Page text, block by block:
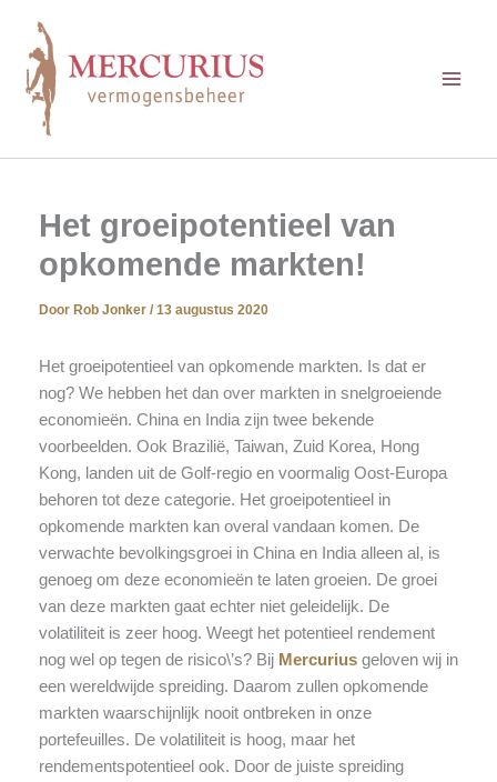
inhoud
Het groeipotentieel van
opkomende markten!
Door Rob Jonker / 13 augustus 2020
Het groeipotentieel van opkomende markten. Is dat er
nog? We hebben het dan over markten in snelgroeiende
economieën. China en India zijn twee bekende
voorbeelden. Ook Brazilië, Taiwan, Zuid Korea, Hong
Kong, landen uit de Golf-regio en voormalig Oost-Europa
behoren tot deze categorie. Het groeipotentieel in
opkomende markten kan overal vandaan komen. De
verwachte bevolkingsgroei in China en India alleen al, is
genoeg om deze economieën te laten groeien. De groei
van deze markten gaat echter niet geleidelijk. De
volatiliteit is zeer hoog. Weegt het potentieel rendement
nog wel op tegen de risico\’s? Bij Mercurius geloven wij in
een wereldwijde spreiding. Daarom zullen opkomende
markten waarschijnlijk nooit ontbreken in onze
portefeuilles. De volatiliteit is hoog, maar het
rendementspotentieel ook. Door de juiste spreiding